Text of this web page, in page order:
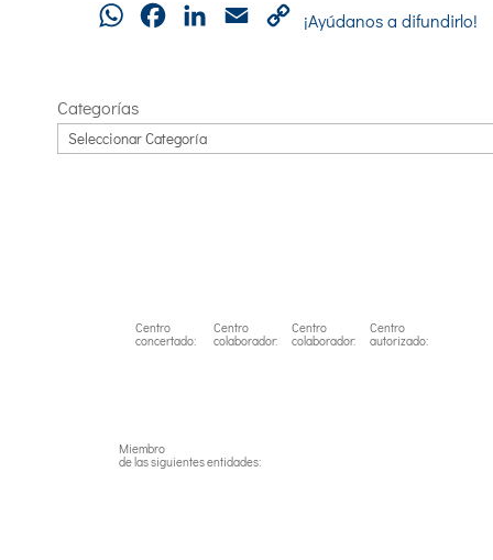
WhatsAppFacebookLinkedInEmail
Copy
¡Ayúdanos a difundirlo!
Categorías
Centro
concertado:
Centro
colaborador:
Centro
colaborador:
Centro
autorizado:
Miembro
de las siguientes entidades: